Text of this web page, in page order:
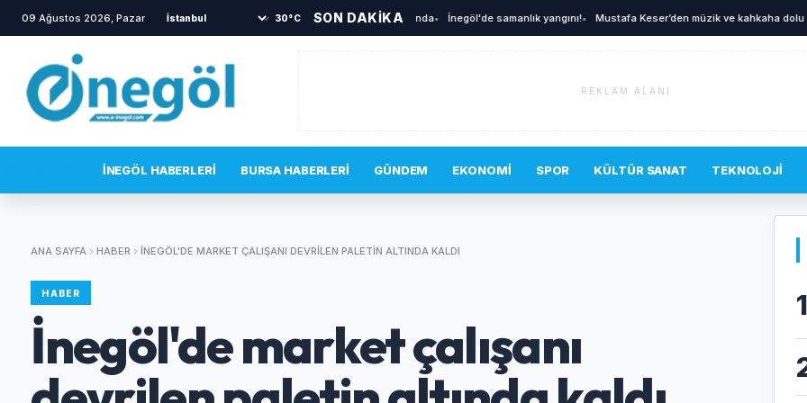
09 Ağustos 2026, Pazar 30°C SON DAKİKA
Kaza anı güvenlik kamerasında İnegöl'de samanlık yangını!• Mustafa Keser’den müzik ve kahkaha dolu
REKLAM ALANI
İNEGÖL HABERLERI BURSA HABERLERI GÜNDEM EKONOMI SPOR KÜLTÜR SANAT TEKNOLOJI
ANA SAYFA HABER İNEGÖL'DE MARKET ÇALIŞANI DEVRILEN PALETIN ALTINDA KALDI
HABER
İnegöl'de market çalışanı
1